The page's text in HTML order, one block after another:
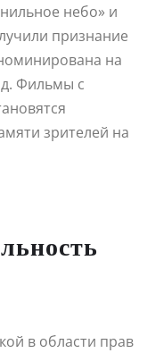
небо» и
признание
на
Фильмы с
зрителей на
в области прав